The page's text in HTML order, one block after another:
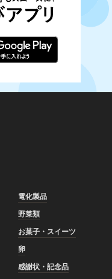
電化製品
野菜類
お菓子・スイーツ
卵
感謝状・記念品